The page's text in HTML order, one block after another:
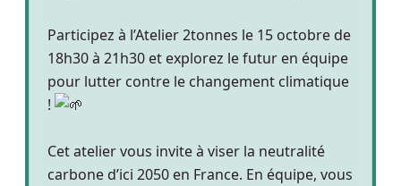
Participez à l’Atelier 2tonnes le 15 octobre de
18h30 à 21h30 et explorez le futur en équipe
pour lutter contre le changement climatique
!
Cet atelier vous invite à viser la neutralité
carbone d’ici 2050 en France. En équipe, vous